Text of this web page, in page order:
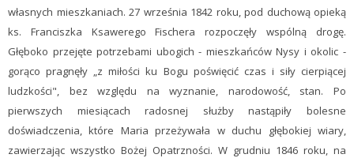
własnych mieszkaniach. 27 września 1842 roku, pod duchową opieką
ks. Franciszka Ksawerego Fischera rozpoczęły wspólną drogę.
Głęboko przejęte potrzebami ubogich - mieszkańców Nysy i okolic -
gorąco pragnęły „z miłości ku Bogu poświęcić czas i siły cierpiącej
ludzkości", bez względu na wyznanie, narodowość, stan. Po
pierwszych miesiącach radosnej służby nastąpiły bolesne
doświadczenia, które Maria przeżywała w duchu głębokiej wiary,
zawierzając wszystko Bożej Opatrzności. W grudniu 1846 roku, na